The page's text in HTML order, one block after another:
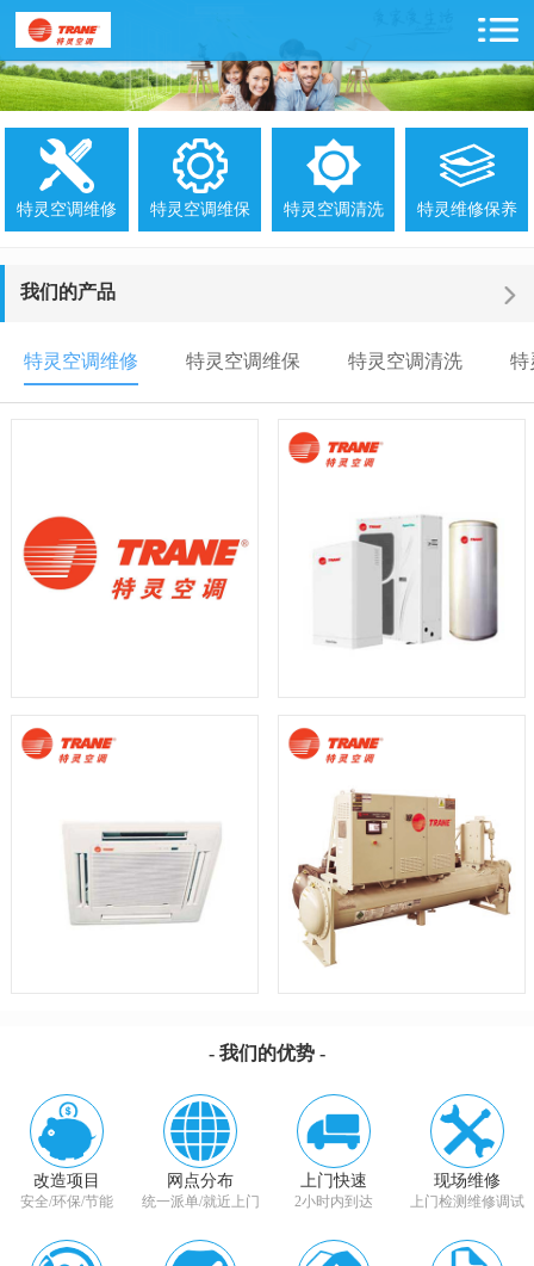
特灵空调维修 特灵空调维保 特灵空调清洗 特灵维修保养
我们的产品
特灵空调维修 特灵空调维保 特灵空调清洗 特
- 我们的优势 -
改造项目
安全/环保/节能
网点分布
统一派单/就近上门
上门快速
2小时内到达
现场维修
上门检测维修调试